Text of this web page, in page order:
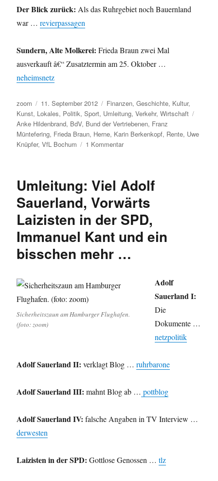
Der Blick zurück: Als das Ruhrgebiet noch Bauernland
war …revierpassagen
Sundern, Alte Molkerei: Frieda Braun zwei Mal
ausverkauft â€“ Zusatztermin am 25. Oktober …
neheimsnetz
Autor
zoom
Veröffentlicht
am
11. September 2012 Kategorien
Finanzen,Geschichte, Kultur,
Kunst, Lokales, Politik,Sport, Umleitung,Verkehr,Wirtschaft
Anke Hildenbrand, BdV, Bund der Vertriebenen, Franz
Müntefering, Frieda Braun, Herne, Karin Berkenkopf, Rente, Uwe
Knüpfer,VfL Bochum 1 Kommentarzu
Rentendiskussion
dem
Schienenkartell
in
die
Molkerei.
Umleitung: Viel Adolf
Sauerland, Vorwärts
Laizisten in der SPD,
Immanuel Kant und ein
bisschen mehr …
Sicherheitszaun am Hamburger Flughafen.
(foto: zoom)
Adolf
Sauerland I:
Die
Dokumente …
netzpolitik
Adolf Sauerland II: verklagt Blog …ruhrbarone
Adolf Sauerland III: mahnt Blog ab … pottblog
Adolf Sauerland IV: falsche Angaben in TV Interview …
derwesten
Laizisten in der SPD: Gottlose Genossen …tlz